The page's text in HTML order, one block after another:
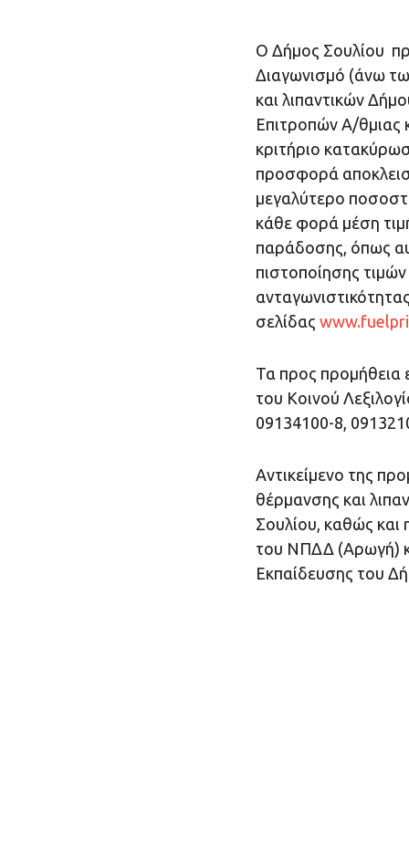
Ο Δήμος Σουλίου
Διαγωνισμό (άνω
και λιπαντικών
Επιτροπών Α/θμιας
κριτήριο
προσφορά
μεγαλύτερο
κάθε φορά μέση
παράδοσης, όπως
πιστοποίησης
σελίδας
Τα προς προμήθεια
του Κοινού
09134100-8,
Αντικείμενο της
θέρμανσης και
Σουλίου, καθώς και
του ΝΠΔΔ (Αρωγή)
Εκπαίδευσης του